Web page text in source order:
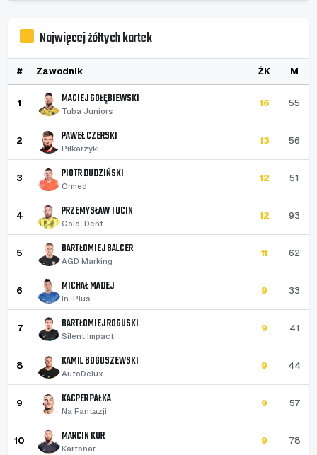
Najwięcej żółtych kartek
# Zawodnik ŻK M
1 MACIEJ GOŁĘBIEWSKI
Tuba Juniors
16 55
2 PAWEŁ CZERSKI
Piłkarzyki
13 56
3 PIOTR DUDZIŃSKI
Ormed
12 51
4 PRZEMYSŁAW TUCIN
Gold-Dent
12 93
5 BARTŁOMIEJ BALCER
AGD Marking
11 62
6 MICHAŁ MADEJ
In-Plus
9 33
7 BARTŁOMIEJ ROGUSKI
Silent Impact
9 41
8 KAMIL BOGUSZEWSKI
AutoDelux
9 44
9 KACPER PAŁKA
Na Fantazji
9 57
10 MARCIN KUR
Kartonat
9 78